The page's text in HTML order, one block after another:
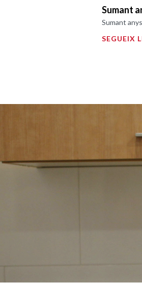
Sumant
Sumant
SEGUEIX